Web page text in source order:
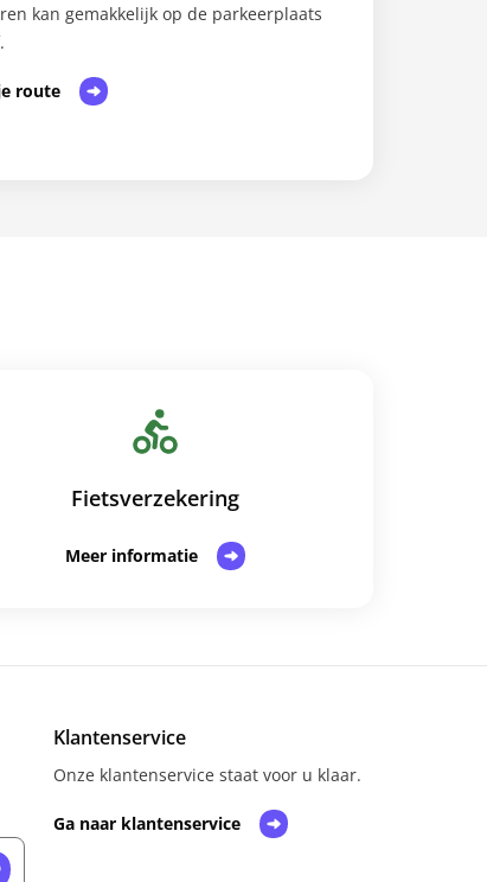
kan gemakkelijk op de parkeerplaats
route
Fietsverzekering
Meer informatie
Klantenservice
Onze klantenservice staat voor u klaar.
Ga naar klantenservice